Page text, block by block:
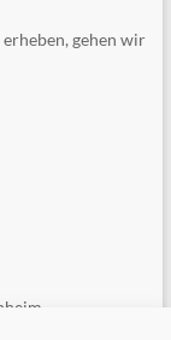
gehen wir